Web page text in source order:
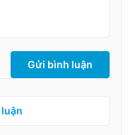
Gửi bình luận